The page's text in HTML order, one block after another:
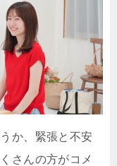
か、緊張と不安
さんの方がコメ